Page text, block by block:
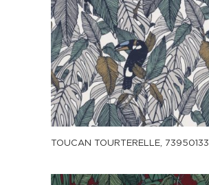
TOUCAN TOURTERELLE, 73950133